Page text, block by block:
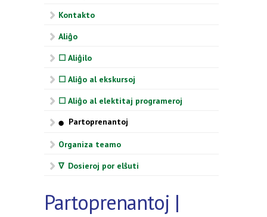
Kontakto
Aliĝo
☐ Aliĝilo
☐ Aliĝo al ekskursoj
☐ Aliĝo al elektitaj programeroj
⬤ Partoprenantoj
Organiza teamo
∇ Dosieroj por elŝuti
Partoprenantoj |